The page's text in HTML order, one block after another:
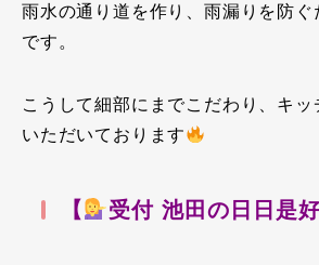
雨水の通り道を作り、雨漏りを防ぐ
です。
こうして細部にまでこだわり、キッ
いただいております
【 受付 池田の日日是好